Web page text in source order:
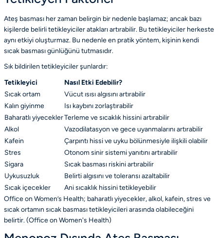
Ateş basması her zaman belirgin bir nedenle başlamaz; ancak bazı
kişilerde belirli tetikleyiciler atakları artırabilir. Bu tetikleyiciler herkeste
aynı etkiyi oluşturmaz. Bu nedenle en pratik yöntem, kişinin kendi
sıcak basması günlüğünü tutmasıdır.
Sık bildirilen tetikleyiciler şunlardır:
Tetikleyici
Nasıl Etki Edebilir?
Sıcak ortam
Vücut ısısı algısını artırabilir
Kalın giyinme
Isı kaybını zorlaştırabilir
Baharatlı yiyeceklerTerleme ve sıcaklık hissini artırabilir
Alkol
Vazodilatasyon ve gece uyanmalarını artırabilir
Kafein
Çarpıntı hissi ve uyku bölünmesiyle ilişkili olabilir
Stres
Otonom sinir sistemi yanıtını artırabilir
Sigara
Sıcak basması riskini artırabilir
Uykusuzluk
Belirti algısını ve toleransı azaltabilir
Sıcak içecekler
Ani sıcaklık hissini tetikleyebilir
Office on Women’s Health; baharatlı yiyecekler, alkol, kafein, stres ve
sıcak ortamın sıcak basması tetikleyicileri arasında olabileceğini
belirtir. (Office on Women's Health)